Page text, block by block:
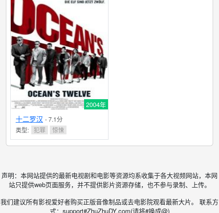
2004年
十二罗汉 - 7.1分
类型: 犯罪 惊悚
声明：本网站提供的最新电视剧和电影等资源均系收集于各大视频网站，本网
站只提供web页面服务，并不提供影片资源存储，也不参与录制、上传。
我们建议所有影视爱好者购买正版音像制品或去电影院观看最新大片。 联系方
式：support#ZhuZhuDY.com(请将#换成@)